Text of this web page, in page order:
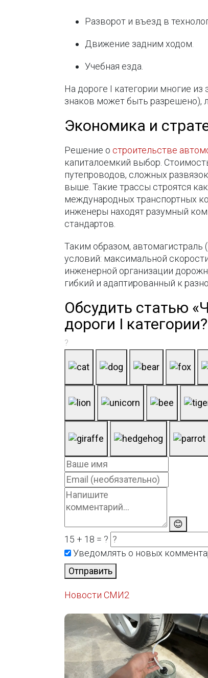
Разворот и въезд в
Движение задним ходом.
Учебная езда.
На дороге I категории многие
знаков может быть разрешено),
Экономика и
Решение о строительстве
капиталоемкий выбор.
путепроводов, сложных
выше. Такие трассы строятся
международных транспортных
инженеры находят разумный
стандартов.
Таким образом, автомагистраль
условий: максимальной
инженерной организации
гибкий и адаптированный к
Обсудить статью
дороги I
?
😊
15 + 18 = ?
Уведомлять о новых
Отправить
Новости СМИ2